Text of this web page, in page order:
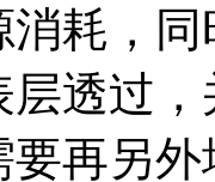
耗，
透过
再另